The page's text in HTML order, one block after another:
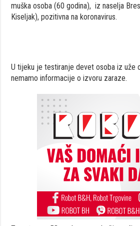
muška osoba (60 godina), iz naselja
Kiseljak), pozitivna na koronavirus.
U tijeku je testiranje devet osoba iz uže
nemamo informacije o izvoru zaraze.